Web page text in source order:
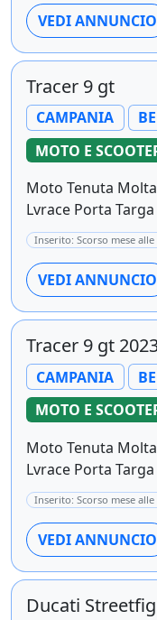
VEDI ANNUNCIO
Tracer 9 gt
CAMPANIA
MOTO E
Moto Tenuta
Lvrace Porta
Inserito: Scorso mese alle
VEDI ANNUNCIO
Tracer 9 gt
CAMPANIA
MOTO E
Moto Tenuta
Lvrace Porta
Inserito: Scorso mese alle
VEDI ANNUNCIO
Ducati